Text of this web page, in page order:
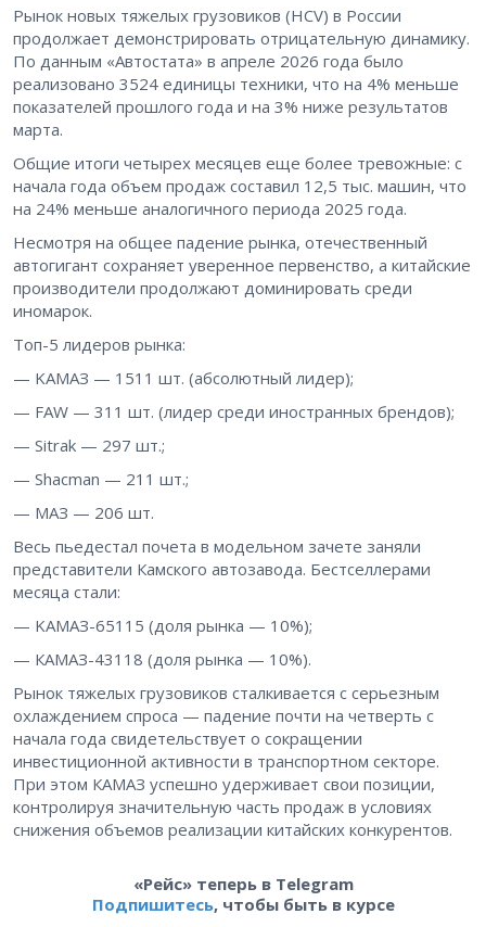
Рынок новых тяжелых грузовиков (HCV) в России
продолжает демонстрировать отрицательную динамику.
По данным «Автостата» в апреле 2026 года было
реализовано 3524 единицы техники, что на 4% меньше
показателей прошлого года и на 3% ниже результатов
марта.
Общие итоги четырех месяцев еще более тревожные: с
начала года объем продаж составил 12,5 тыс. машин, что
на 24% меньше аналогичного периода 2025 года.
Несмотря на общее падение рынка, отечественный
автогигант сохраняет уверенное первенство, а китайские
производители продолжают доминировать среди
иномарок.
Топ-5 лидеров рынка:
— KAMAЗ — 1511 шт. (абсолютный лидер);
— FAW — 311 шт. (лидер среди иностранных брендов);
— Sitrak — 297 шт.;
— Shacman — 211 шт.;
— MАЗ — 206 шт.
Весь пьедестал почета в модельном зачете заняли
представители Камского автозавода. Бестселлерами
месяца стали:
— KAMAЗ-65115 (доля рынка — 10%);
— КАМАЗ-43118 (доля рынка — 10%).
Рынок тяжелых грузовиков сталкивается с серьезным
охлаждением спроса — падение почти на четверть с
начала года свидетельствует о сокращении
инвестиционной активности в транспортном секторе.
При этом КАМАЗ успешно удерживает свои позиции,
контролируя значительную часть продаж в условиях
снижения объемов реализации китайских конкурентов.
«Рейс» теперь в Telegram
Подпишитесь, чтобы быть в курсе